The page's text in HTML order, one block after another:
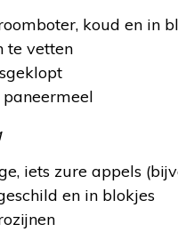
koud en in
te vetten
iets zure appels
en in blokjes